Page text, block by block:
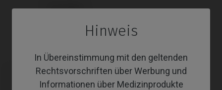
Hinweis
In Übereinstimmung mit den geltenden
Rechtsvorschriften über Werbung und
Informationen über Medizinprodukte
                      CoCr Base